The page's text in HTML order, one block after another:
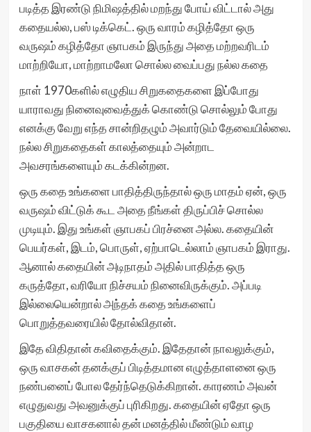
படித்த இரண்டு நிமிஷத்தில் மறந்து போய் விட்டால் அது
கதையல்ல, பஸ் டிக்கெட். ஒரு வாரம் கழித்தோ ஒரு
வருஷம் கழித்தோ ஞாபகம் இருந்து அதை மற்றவரிடம்
மாற்றியோ, மாற்றாமலோ சொல்ல வைப்பது நல்ல கதை
நாள் 1970களில் எழுதிய சிறுகதைகளை இப்போது
யாராவது நினைவுவைத்துக் கொண்டு சொல்லும் போது
எனக்கு வேறு எந்த சான்றிதழும் அவார்டும் தேவையில்லை.
நல்ல சிறுகதைகள் காலத்தையும் அன்றாட
அவசரங்களையும் கடக்கின்றன.
ஒரு கதை உங்களை பாதித்திருந்தால் ஒரு மாதம் ஏன், ஒரு
வருஷம் விட்டுக் கூட அதை நீங்கள் திருப்பிச் சொல்ல
முடியும். இது உங்கள் ஞாபகப் பிரச்னை அல்ல. கதையின்
பெயர்கள், இடம், பொருள், ஏற்பாடெல்லாம் ஞாபகம் இராது.
ஆனால் கதையின் அடிநாதம் அதில் பாதித்த ஒரு
கருத்தோ, வரியோ நிச்சயம் நினைவிருக்கும். அப்படி
இல்லையென்றால் அந்தக் கதை உங்களைப்
பொறுத்தவரையில் தோல்விதான்.
இதே விதிதான் கவிதைக்கும். இதேதான் நாவலுக்கும்,
ஒரு வாசகன் தனக்குப் பிடித்தமான எழுத்தாளனை ஒரு
நண்பனைப் போல தேர்ந்தெடுக்கிறான். காரணம் அவன்
எழுதுவது அவனுக்குப் புரிகிறது. கதையின் ஏதோ ஒரு
பகுதியை வாசகனால் தன் மனத்தில் மீண்டும் வாழ